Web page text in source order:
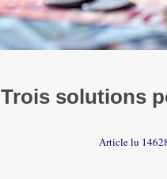
Trois solutions
Article lu